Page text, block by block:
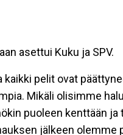
asettui Kuku ja SPV.
kaikki pelit ovat
Mikäli olisimme
puoleen kenttään ja
jälkeen olemme